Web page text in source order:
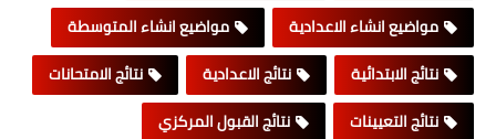
مواضيع انشاء الاعدادية
مواضيع انشاء المتوسطة
نتائج الابتدائية
نتائج الاعدادية
نتائج الامتحانات
نتائج التعيينات
نتائج القبول المركزي